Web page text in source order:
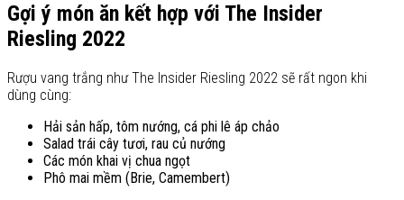
Gợi ý món ăn kết hợp với The Insider
Riesling 2022
Rượu vang trắng như The Insider Riesling 2022 sẽ rất ngon khi
dùng cùng:
Hải sản hấp, tôm nướng, cá phi lê áp chảo
Salad trái cây tươi, rau củ nướng
Các món khai vị chua ngọt
Phô mai mềm (Brie, Camembert)